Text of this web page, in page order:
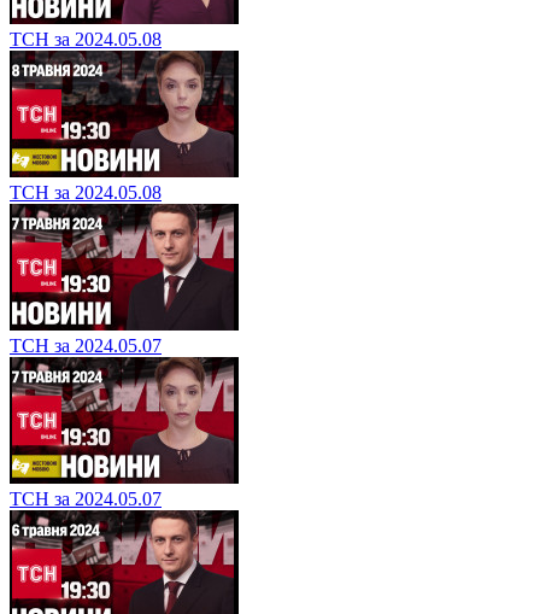
ТСН за 2024.05.08
ТСН за 2024.05.08
ТСН за 2024.05.07
ТСН за 2024.05.07